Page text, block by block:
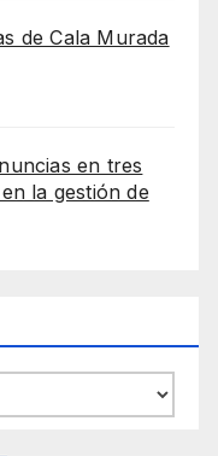
de Cala Murada
en tres
la gestión de